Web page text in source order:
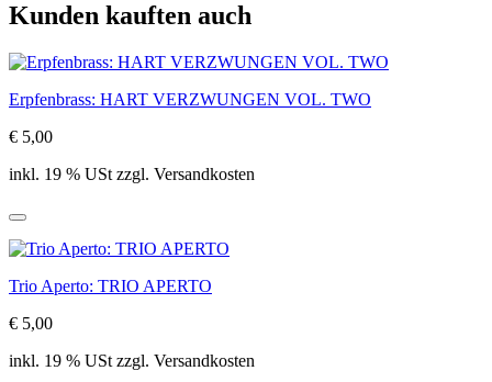
Kunden kauften auch
Erpfenbrass: HART VERZWUNGEN VOL. TWO
€ 5,00
inkl. 19 % USt zzgl. Versandkosten
Trio Aperto: TRIO APERTO
€ 5,00
inkl. 19 % USt zzgl. Versandkosten